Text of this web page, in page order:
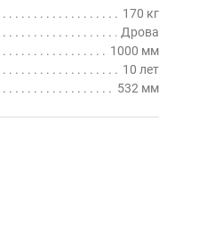
170 кг
Дрова
1000 мм
10 лет
532 мм